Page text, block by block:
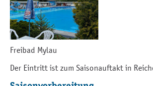
Freibad Mylau
Der Eintritt ist zum Saisonauftakt in